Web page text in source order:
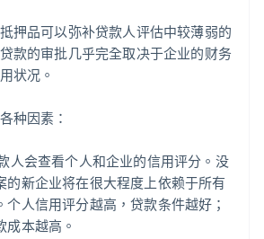
押品可以弥补贷款人评估中较薄弱的
款的审批几乎完全取决于企业的财务
状况。
种因素：
人会查看个人和企业的信用评分。没
的新企业将在很大程度上依赖于所有
个人信用评分越高，贷款条件越好；
成本越高。